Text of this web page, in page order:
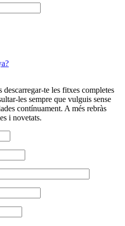
te les fitxes completes
les sempre que vulguis sense
contínuament. A més rebràs
i novetats.